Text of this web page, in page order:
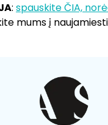
: spauskite ČIA,
mums į